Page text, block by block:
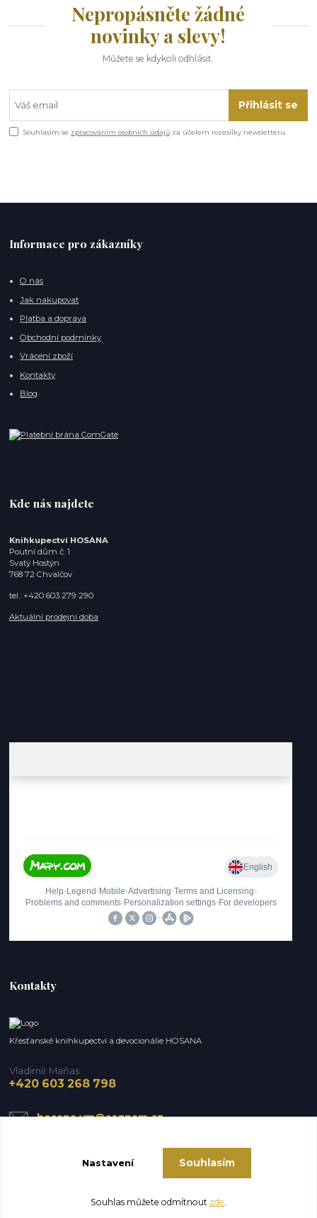
Nepropásněte žádné
novinky a slevy!
Můžete se kdykoli odhlásit.
Přihlásit se
Souhlasím se zpracováním osobních údajů za účelem rozesílky newsletteru.
Informace pro zákazníky
O nás
Jak nakupovat
Platba a doprava
Obchodní podmínky
Vrácení zboží
Kontakty
Blog
Kde nás najdete
Knihkupectví HOSANA
Poutní dům č. 1
Svatý Hostýn
768 72 Chvalčov
tel.: +420 603 279 290
Aktuální prodejní doba
Kontakty
Křesťanské knihkupectví a devocionálie HOSANA
Vladimír Maňas
+420 603 268 798
hosana.vm@seznam.cz
Vytvořeno na Eshop-rychle.cz
Nastavení Souhlasím
Souhlas můžete odmítnout zde